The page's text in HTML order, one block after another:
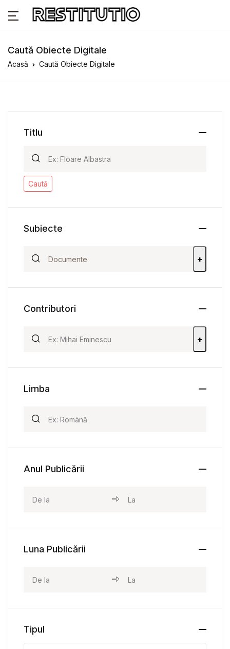
Caută Obiecte Digitale
Acasă Caută Obiecte Digitale
Titlu
Caută
Subiecte
+
Contributori
+
Limba
Anul Publicării
Luna Publicării
Tipul